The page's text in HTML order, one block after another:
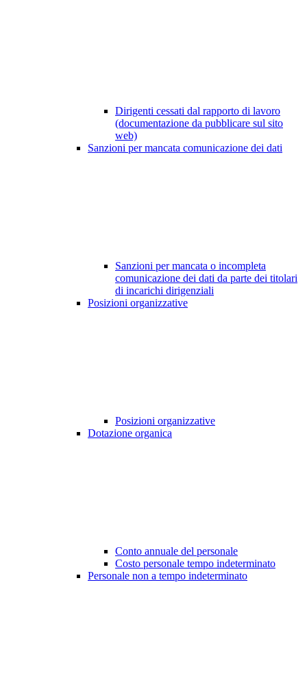
Dirigenti cessati dal rapporto di lavoro
(documentazione da pubblicare sul sito
web)
Sanzioni per mancata comunicazione dei dati
Sanzioni per mancata o incompleta
comunicazione dei dati da parte dei titolari
di incarichi dirigenziali
Posizioni organizzative
Posizioni organizzative
Dotazione organica
Conto annuale del personale
Costo personale tempo indeterminato
Personale non a tempo indeterminato